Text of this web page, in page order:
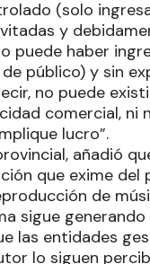
(solo
y
puede haber
público) y sin
no puede
comercial, ni
lucro”.
añadió
que exime del
de
sigue
las entidades
lo siguen